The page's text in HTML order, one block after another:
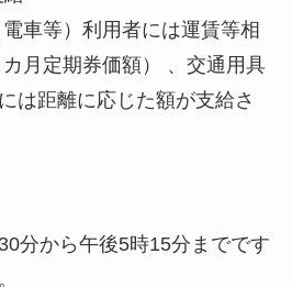
車等）利用者には運賃等相
月定期券価額） 、交通用具
は距離に応じた額が支給さ
分から午後5時15分までです